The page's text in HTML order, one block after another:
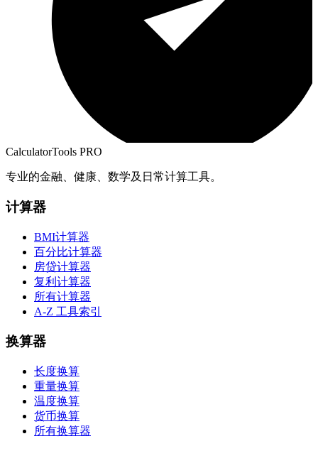
CalculatorTools PRO
专业的金融、健康、数学及日常计算工具。
计算器
BMI计算器
百分比计算器
房贷计算器
复利计算器
所有计算器
A-Z 工具索引
换算器
长度换算
重量换算
温度换算
货币换算
所有换算器